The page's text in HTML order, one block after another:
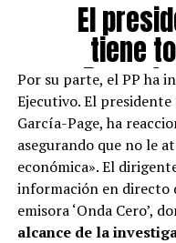
El
tiene
a la
Por su parte, el PP ha
Ejecutivo. El
García-Page, ha
asegurando que no le
económica». El
información en directo
emisora ‘Onda Cero’,
alcance de la